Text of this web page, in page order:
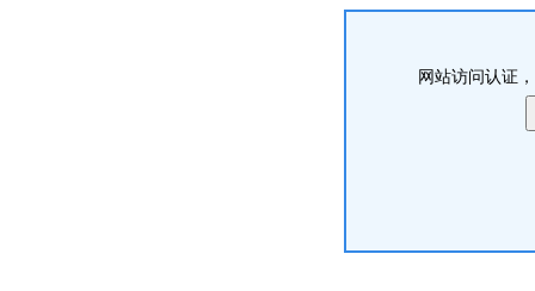
网站访问认证